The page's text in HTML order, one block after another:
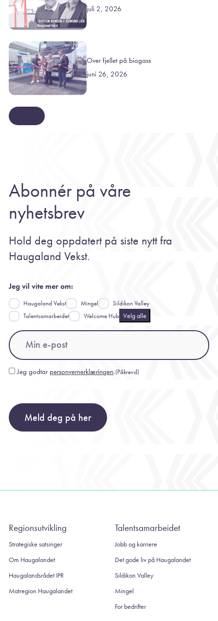
juli 2, 2026
Over fjellet på biogass
juni 26, 2026
Abonnér på våre
nyhetsbrev
Hold deg oppdatert på siste nytt fra
Haugaland Vekst.
Jeg vil vite mer om:
Haugaland Vekst Mingel
Sildikon Valley
Talentsamarbeidet
Welcome Hub Velg alle
Email
Consent(Påkrevd)
Jeg godtar personvernerklæringen.(Påkrevd)
Meld deg på her
Regionsutvikling
Strategiske satsinger
Om Haugalandet
Haugalandsrådet IPR
Matregion Haugalandet
Talentsamarbeidet
Jobb og karriere
Det gode liv på Haugalandet
Sildikon Valley
Mingel
For bedrifter